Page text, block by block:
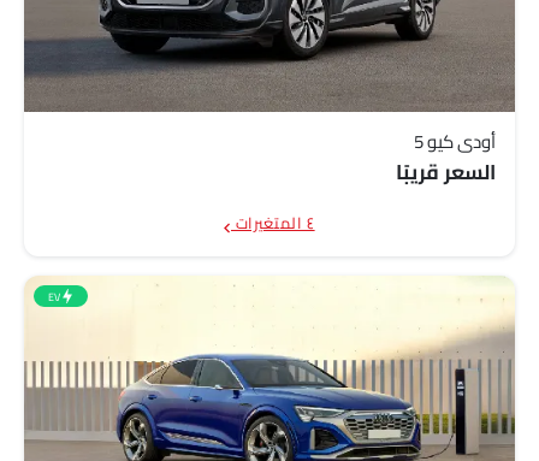
أودي كيو 5
السعر قريبًا
٤ المتغيرات
EV